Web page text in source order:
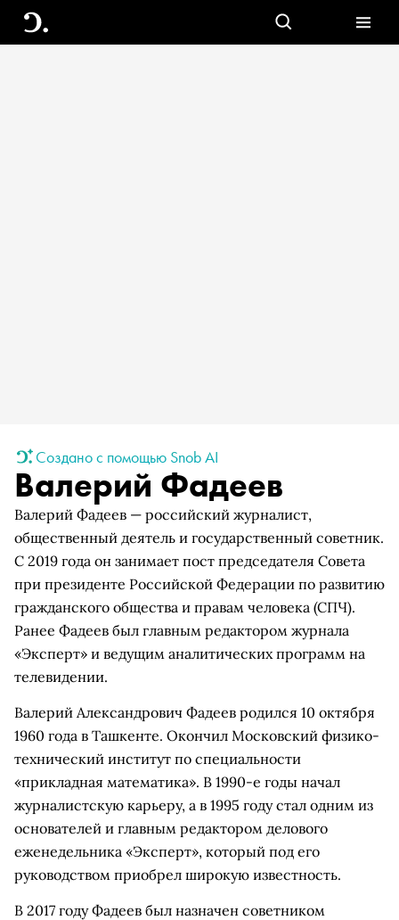
Создано с помощью Snob AI
Валерий Фадеев
Валерий Фадеев — российский журналист,
общественный деятель и государственный советник.
С 2019 года он занимает пост председателя Совета
при президенте Российской Федерации по развитию
гражданского общества и правам человека (СПЧ).
Ранее Фадеев был главным редактором журнала
«Эксперт» и ведущим аналитических программ на
телевидении.
Валерий Александрович Фадеев родился 10 октября
1960 года в Ташкенте. Окончил Московский физико-
технический институт по специальности
«прикладная математика». В 1990-е годы начал
журналистскую карьеру, а в 1995 году стал одним из
основателей и главным редактором делового
еженедельника «Эксперт», который под его
руководством приобрел широкую известность.
В 2017 году Фадеев был назначен советником